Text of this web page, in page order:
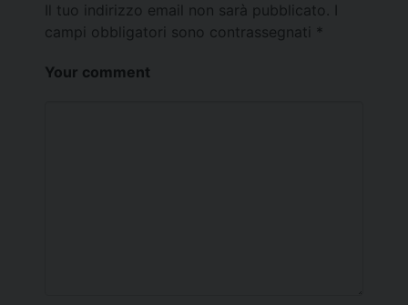
Il tuo indirizzo email non sarà pubblicato.
campi obbligatori sono contrassegnati *
Your comment